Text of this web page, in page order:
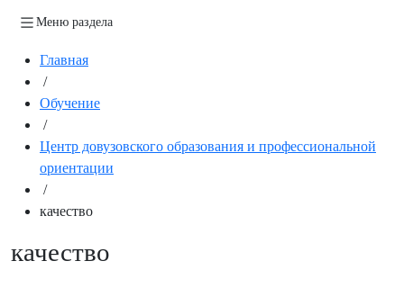
Меню раздела
Главная
/
Обучение
/
Центр довузовского образования и профессиональной
ориентации
/
качество
качество